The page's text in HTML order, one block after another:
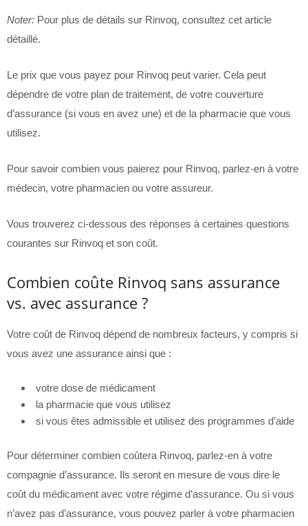
Noter: Pour plus de détails sur Rinvoq, consultez cet article
détaillé.
Le prix que vous payez pour Rinvoq peut varier. Cela peut
dépendre de votre plan de traitement, de votre couverture
d’assurance (si vous en avez une) et de la pharmacie que vous
utilisez.
Pour savoir combien vous paierez pour Rinvoq, parlez-en à votre
médecin, votre pharmacien ou votre assureur.
Vous trouverez ci-dessous des réponses à certaines questions
courantes sur Rinvoq et son coût.
Combien coûte Rinvoq sans assurance
vs. avec assurance ?
Votre coût de Rinvoq dépend de nombreux facteurs, y compris si
vous avez une assurance ainsi que :
votre dose de médicament
la pharmacie que vous utilisez
si vous êtes admissible et utilisez des programmes d’aide
Pour déterminer combien coûtera Rinvoq, parlez-en à votre
compagnie d’assurance. Ils seront en mesure de vous dire le
coût du médicament avec votre régime d’assurance. Ou si vous
n’avez pas d’assurance, vous pouvez parler à votre pharmacien